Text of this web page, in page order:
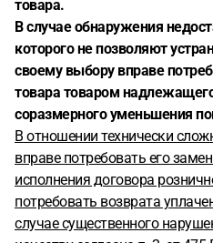
товара.
В случае обнаружения
которого не позволяют
своему выбору вправе
товара товаром
соразмерного уменьшения
В отношении технически
вправе потребовать его
исполнения договора
потребовать возврата
случае существенного